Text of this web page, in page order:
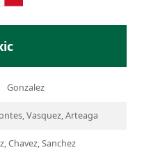
Gonzalez
Vasquez, Arteaga
Chavez, Sanchez